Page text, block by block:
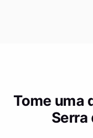
Tome uma
Serra